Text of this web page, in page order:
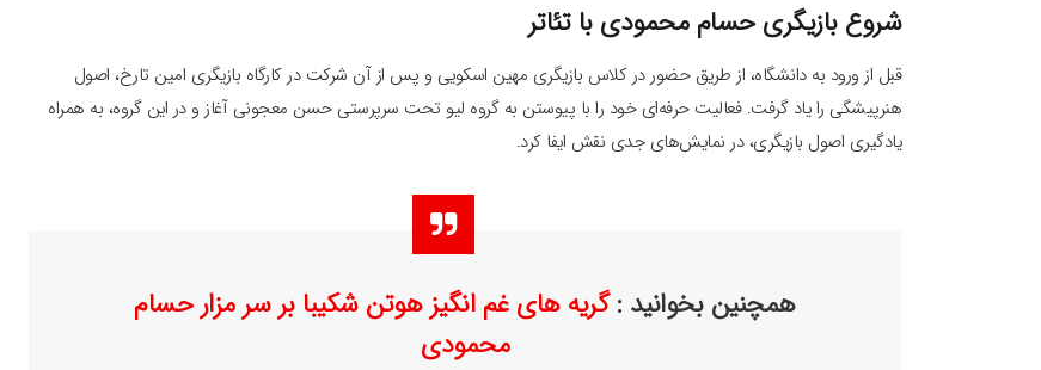
شروع بازیگری حسام محمودی با تئاتر
قبل از ورود به دانشگاه، از طریق حضور در کلاس بازیگری مهین اسکویی و پس از آن شرکت در کارگاه بازیگری امین تارخ، اصول
هنرپیشگی را یاد گرفت. فعالیت حرفه‌ای خود را با پیوستن به گروه لیو تحت سرپرستی حسن معجونی آغاز و در این گروه، به همراه
یادگیری اصول بازیگری، در نمایش‌های جدی نقش ایفا کرد.
همچنین بخوانید :گریه های غم انگیز هوتن شکیبا بر سر مزار حسام
محمودی